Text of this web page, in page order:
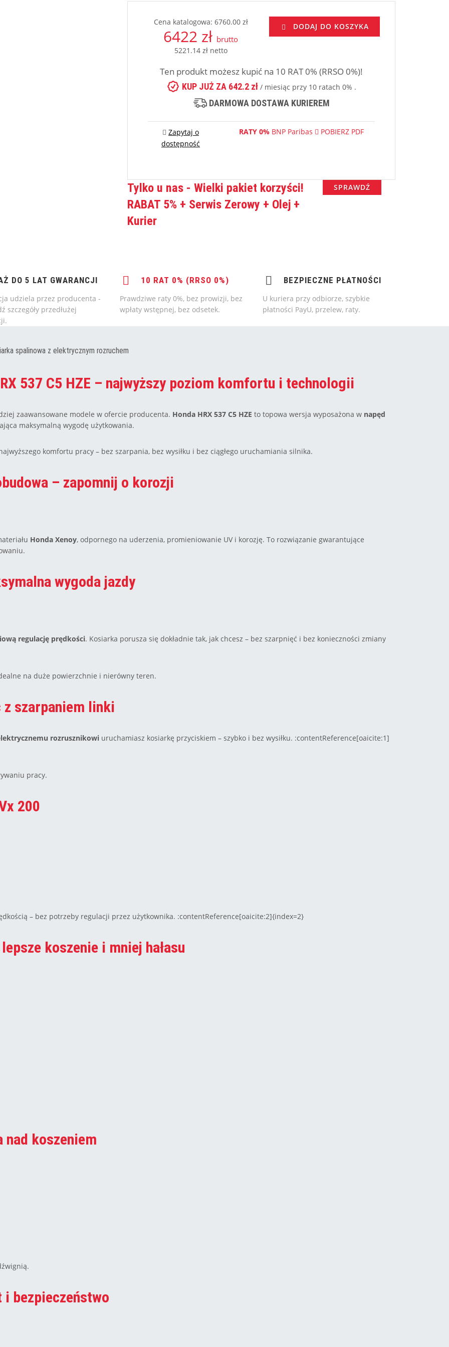
Cena katalogowa: 6760.00 zł
6422 zł brutto
5221.14 zł netto
DODAJ DO KOSZYKA
Ten produkt możesz kupić na 10 RAT 0% (RRSO 0%)!
KUP JUŻ ZA 642.2 zł / miesiąc przy 10 ratach 0% .
DARMOWA DOSTAWA KURIEREM
Zapytaj o
dostępność
RATY 0% BNP Paribas POBIERZ PDF
Tylko u nas - Wielki pakiet korzyści!
RABAT 5% + Serwis Zerowy + Olej +
Kurier
SPRAWDŹ
DO 5 LAT GWARANCJI
udziela przez producenta -
szczegóły przedłużej
10 RAT 0% (RRSO 0%)
Prawdziwe raty 0%, bez prowizji, bez
wpłaty wstępnej, bez odsetek.
BEZPIECZNE PŁATNOŚCI
U kuriera przy odbiorze, szybkie
płatności PayU, przelew, raty.
spalinowa z elektrycznym rozruchem
537 C5 HZE – najwyższy poziom komfortu i technologii
zaawansowane modele w ofercie producenta. Honda HRX 537 C5 HZE to topowa wersja wyposażona w napęd
maksymalną wygodę użytkowania.
komfortu pracy – bez szarpania, bez wysiłku i bez ciągłego uruchamiania silnika.
– zapomnij o korozji
Honda Xenoy, odpornego na uderzenia, promieniowanie UV i korozję. To rozwiązanie gwarantujące
wygoda jazdy
regulację prędkości. Kosiarka porusza się dokładnie tak, jak chcesz – bez szarpnięć i bez konieczności zmiany
na duże powierzchnie i nierówny teren.
szarpaniem linki
rozrusznikowi uruchamiasz kosiarkę przyciskiem – szybko i bez wysiłku. :contentReference[oaicite:1]
pracy.
200
– bez potrzeby regulacji przez użytkownika. :contentReference[oaicite:2]{index=2}
koszenie i mniej hałasu
nad koszeniem
bezpieczeństwo